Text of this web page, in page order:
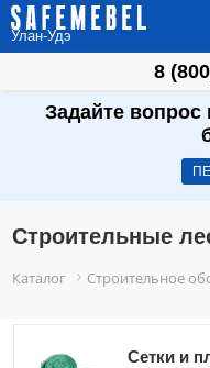
Улан-Удэ
8
Задайте вопрос
Строительные
Каталог Строительное
Сетки и